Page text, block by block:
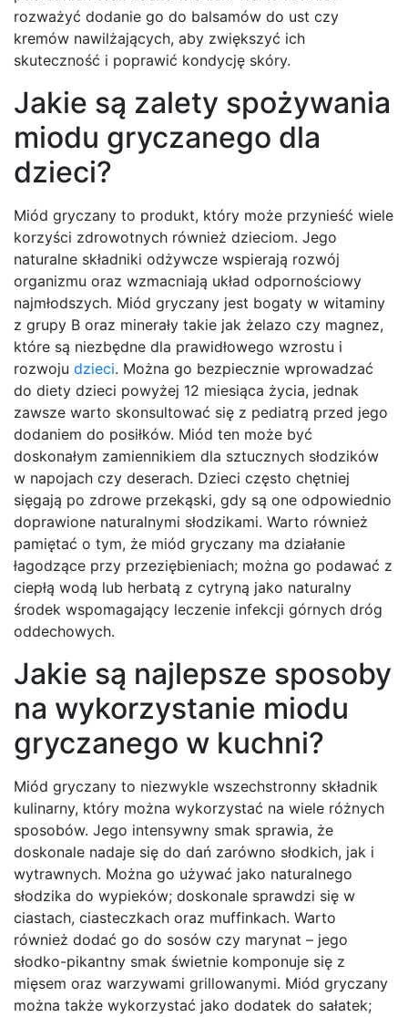
rozważyć dodanie go do balsamów do ust czy
kremów nawilżających, aby zwiększyć ich
skuteczność i poprawić kondycję skóry.
Jakie są zalety spożywania
miodu gryczanego dla
dzieci?
Miód gryczany to produkt, który może przynieść wiele
korzyści zdrowotnych również dzieciom. Jego
naturalne składniki odżywcze wspierają rozwój
organizmu oraz wzmacniają układ odpornościowy
najmłodszych. Miód gryczany jest bogaty w witaminy
z grupy B oraz minerały takie jak żelazo czy magnez,
które są niezbędne dla prawidłowego wzrostu i
rozwoju dzieci. Można go bezpiecznie wprowadzać
do diety dzieci powyżej 12 miesiąca życia, jednak
zawsze warto skonsultować się z pediatrą przed jego
dodaniem do posiłków. Miód ten może być
doskonałym zamiennikiem dla sztucznych słodzików
w napojach czy deserach. Dzieci często chętniej
sięgają po zdrowe przekąski, gdy są one odpowiednio
doprawione naturalnymi słodzikami. Warto również
pamiętać o tym, że miód gryczany ma działanie
łagodzące przy przeziębieniach; można go podawać z
ciepłą wodą lub herbatą z cytryną jako naturalny
środek wspomagający leczenie infekcji górnych dróg
oddechowych.
Jakie są najlepsze sposoby
na wykorzystanie miodu
gryczanego w kuchni?
Miód gryczany to niezwykle wszechstronny składnik
kulinarny, który można wykorzystać na wiele różnych
sposobów. Jego intensywny smak sprawia, że
doskonale nadaje się do dań zarówno słodkich, jak i
wytrawnych. Można go używać jako naturalnego
słodzika do wypieków; doskonale sprawdzi się w
ciastach, ciasteczkach oraz muffinkach. Warto
również dodać go do sosów czy marynat – jego
słodko-pikantny smak świetnie komponuje się z
mięsem oraz warzywami grillowanymi. Miód gryczany
można także wykorzystać jako dodatek do sałatek;